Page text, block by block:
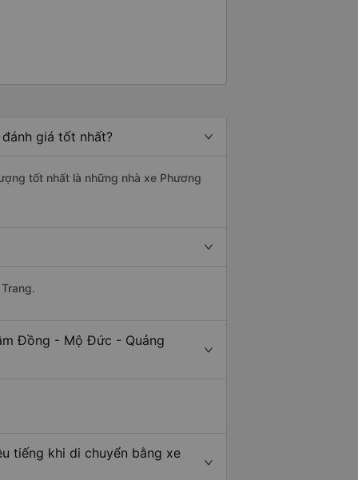
giá tốt nhất?
tốt nhất là những nhà xe Phương
Đồng - Mộ Đức - Quảng
tiếng khi di chuyển bằng xe